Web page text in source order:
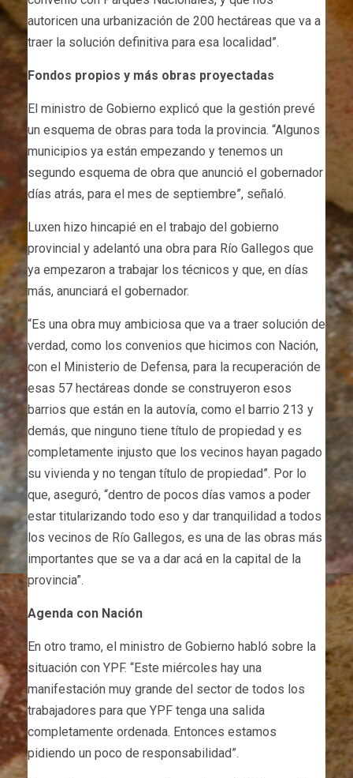
autoricen una urbanización de 200 hectáreas que va a
traer la solución definitiva para esa localidad”.
Fondos propios y más obras proyectadas
El ministro de Gobierno explicó que la gestión prevé
un esquema de obras para toda la provincia. “Algunos
municipios ya están empezando y tenemos un
segundo esquema de obra que anunció el gobernador
días atrás, para el mes de septiembre”, señaló.
Luxen hizo hincapié en el trabajo del gobierno
provincial y adelantó una obra para Río Gallegos que
ya empezaron a trabajar los técnicos y que, en días
más, anunciará el gobernador.
“Es una obra muy ambiciosa que va a traer solución de
verdad, como los convenios que hicimos con Nación,
con el Ministerio de Defensa, para la recuperación de
esas 57 hectáreas donde se construyeron esos
barrios que están en la autovía, como el barrio 213 y
demás, que ninguno tiene título de propiedad y es
completamente injusto que los vecinos hayan pagado
su vivienda y no tengan título de propiedad”. Por lo
que, aseguró, “dentro de pocos días vamos a poder
estar titularizando todo eso y dar tranquilidad a todos
los vecinos de Río Gallegos, es una de las obras más
importantes que se va a dar acá en la capital de la
provincia”.
Agenda con Nación
En otro tramo, el ministro de Gobierno habló sobre la
situación con YPF. “Este miércoles hay una
manifestación muy grande del sector de todos los
trabajadores para que YPF tenga una salida
completamente ordenada. Entonces estamos
pidiendo un poco de responsabilidad”.